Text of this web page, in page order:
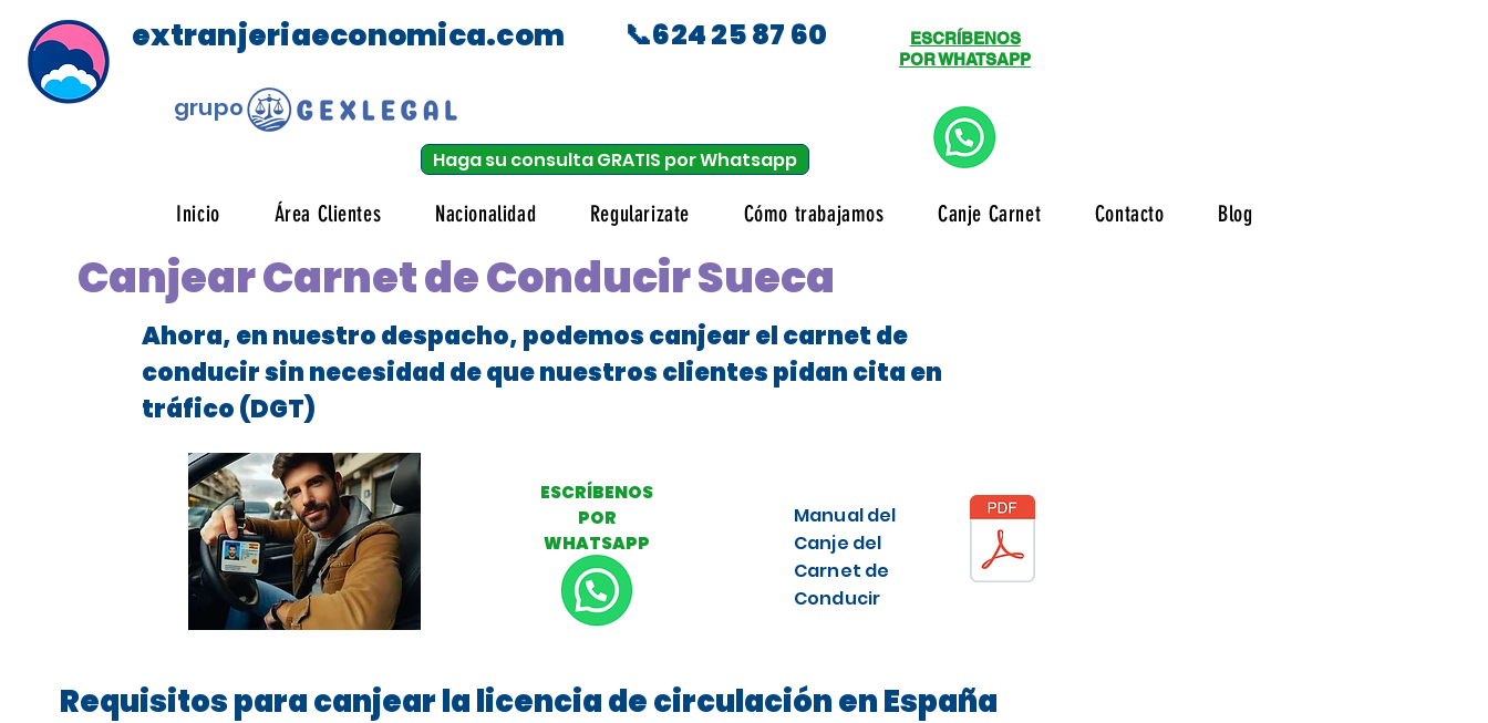
extranjeriaeconomica.com
grupo
📞624 25 87 60
Haga su consulta GRATIS por Whatsapp
ESCRÍBENOS
POR WHATSAPP
Inicio Área Clientes Nacionalidad Regularizate Cómo trabajamos Canje Carnet Contacto Blog
Canjear Carnet de Conducir Sueca
Ahora, en nuestro despacho, podemos canjear el carnet de
conducir sin necesidad de que nuestros clientes pidan cita en
tráfico (DGT)
ESCRÍBENOS
POR
WHATSAPP
Manual del
Canje del
Carnet de
Conducir
Requisitos para canjear la licencia de circulación en España